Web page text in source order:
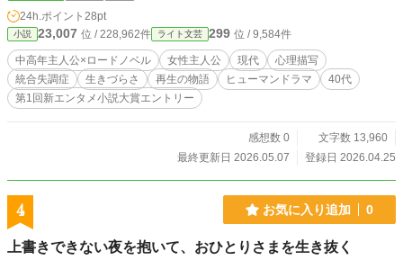
歩きながら、自分の見ている世界を受け取っていく、静かな
再生のロードノベルである。 *** 表紙画像のみAIを使用しまし
た。
24h.ポイント 28pt
小説 23,007 位 / 228,962件 ライト文芸 299 位 / 9,584件
中高年主人公×ロードノベル 女性主人公 現代
心理描写
統合失調症
生きづらさ 再生の物語 ヒューマンドラマ
40代
第1回新エンタメ小説大賞エントリー
感想数 0
文字数 13,960
最終更新日 2026.05.07
登録日 2026.04.25
4 お気に入り追加 0
上書きできない夜を抱いて、おひとりさまを生き抜く